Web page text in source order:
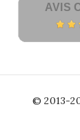
AVIS
© 2013-